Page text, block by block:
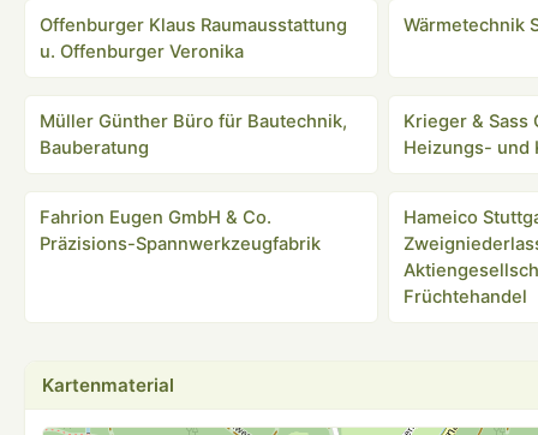
Offenburger Klaus Raumausstattung
u. Offenburger Veronika
Wärmetechnik
Müller Günther Büro für Bautechnik,
Bauberatung
Krieger & Sass
Heizungs- und
Fahrion Eugen GmbH & Co.
Präzisions-Spannwerkzeugfabrik
Hameico
Früchtehandel
Kartenmaterial